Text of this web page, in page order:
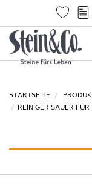
STARTSEITE
REINIGER SAUER FÜR